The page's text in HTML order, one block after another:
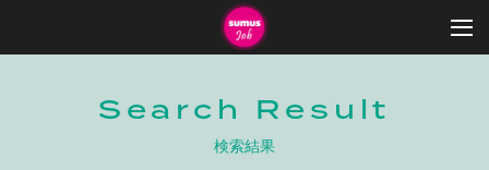
Search Result
検索結果